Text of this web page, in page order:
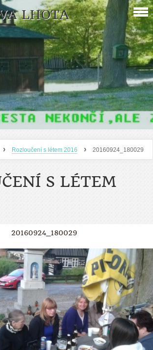
LHOTA
› Rozloučení s létem 2016 › 20160924_180029
S LÉTEM
20160924_180029